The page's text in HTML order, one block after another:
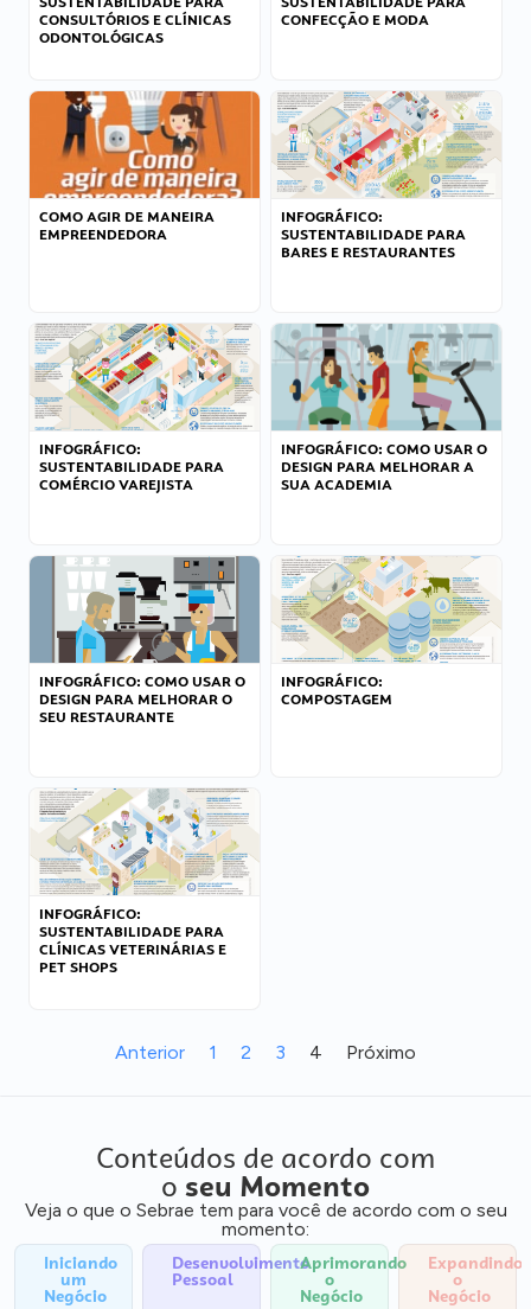
CONSULTÓRIOS E CLÍNICAS
ODONTOLÓGICAS
CONFECÇÃO E MODA
COMO AGIR DE MANEIRA
EMPREENDEDORA
INFOGRÁFICO:
SUSTENTABILIDADE PARA
BARES E RESTAURANTES
INFOGRÁFICO:
SUSTENTABILIDADE PARA
COMÉRCIO VAREJISTA
INFOGRÁFICO: COMO USAR O
DESIGN PARA MELHORAR A
SUA ACADEMIA
INFOGRÁFICO: COMO USAR O
DESIGN PARA MELHORAR O
SEU RESTAURANTE
INFOGRÁFICO:
COMPOSTAGEM
INFOGRÁFICO:
SUSTENTABILIDADE PARA
CLÍNICAS VETERINÁRIAS E
PET SHOPS
Anterior 1 2 3 4 Próximo
Conteúdos de acordo com
o seu Momento
Veja o que o Sebrae tem para você de acordo com o seu
momento:
Iniciando
um
Negócio
Desenvolvimento
Pessoal
Aprimorando
o
Negócio
Expandindo
o
Negócio